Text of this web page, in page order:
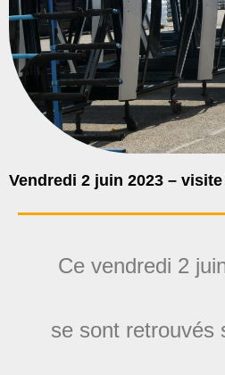
Vendredi 2 juin 2023 –
‌Ce vendredi 2
se sont retrouvés